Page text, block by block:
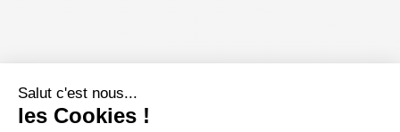
Salut c'est nous...
les Cookies !